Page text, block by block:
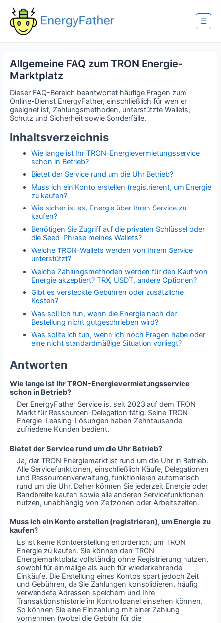
content
☰
Allgemeine FAQ zum TRON Energie-
Marktplatz
Dieser FAQ-Bereich beantwortet häufige Fragen zum
Online-Dienst EnergyFather, einschließlich für wen er
geeignet ist, Zahlungsmethoden, unterstützte Wallets,
Schutz und Sicherheit sowie Sonderfälle.
Inhaltsverzeichnis
Wie lange ist Ihr TRON-Energievermietungsservice
schon in Betrieb?
Bietet der Service rund um die Uhr Betrieb?
Muss ich ein Konto erstellen (registrieren), um Energie
zu kaufen?
Wie sicher ist es, Energie über Ihren Service zu
kaufen?
Benötigen Sie Zugriff auf die privaten Schlüssel oder
die Seed-Phrase meines Wallets?
Welche TRON-Wallets werden von Ihrem Service
unterstützt?
Welche Zahlungsmethoden werden für den Kauf von
Energie akzeptiert? TRX, USDT, andere Optionen?
Gibt es versteckte Gebühren oder zusätzliche
Kosten?
Was soll ich tun, wenn die Energie nach der
Bestellung nicht gutgeschrieben wird?
Was sollte ich tun, wenn ich noch Fragen habe oder
eine nicht standardmäßige Situation vorliegt?
Antworten
Wie lange ist Ihr TRON-Energievermietungsservice
schon in Betrieb?
Der EnergyFather Service ist seit 2023 auf dem TRON
Markt für Ressourcen-Delegation tätig. Seine TRON
Energie-Leasing-Lösungen haben Zehntausende
zufriedene Kunden bedient.
Bietet der Service rund um die Uhr Betrieb?
Ja, der TRON Energiemarkt ist rund um die Uhr in Betrieb.
Alle Servicefunktionen, einschließlich Käufe, Delegationen
und Ressourcenverwaltung, funktionieren automatisch
rund um die Uhr. Daher können Sie jederzeit Energie oder
Bandbreite kaufen sowie alle anderen Servicefunktionen
nutzen, unabhängig von Zeitzonen oder Arbeitszeiten.
Muss ich ein Konto erstellen (registrieren), um Energie zu
kaufen?
Es ist keine Kontoerstellung erforderlich, um TRON
Energie zu kaufen. Sie können den TRON
Energiemarktplatz vollständig ohne Registrierung nutzen,
sowohl für einmalige als auch für wiederkehrende
Einkäufe. Die Erstellung eines Kontos spart jedoch Zeit
und Gebühren, da Sie Zahlungen konsolidieren, häufig
verwendete Adressen speichern und Ihre
Transaktionshistorie im Kontrollpanel einsehen können.
So können Sie eine Einzahlung mit einer Zahlung
vornehmen (wobei die Gebühr für die